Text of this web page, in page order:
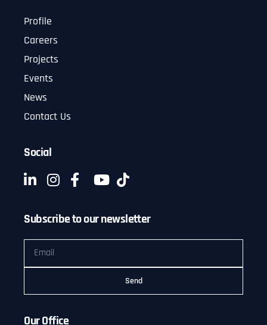
Profile
Careers
Projects
Events
News
Contact Us
Social
Subscribe to our newsletter
Send
Our Office